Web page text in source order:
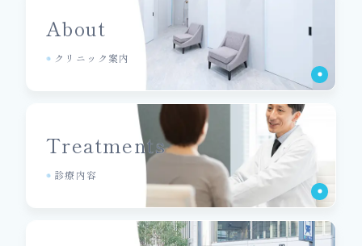
About
クリニック案内
Treatments
診療内容